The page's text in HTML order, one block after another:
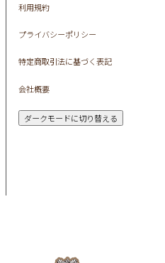
利用規約
プライバシーポリシー
特定商取引法に基づく表記
会社概要
ダークモードに切り替える